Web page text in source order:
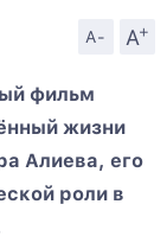
A- A
+
фильм
жизни
Алиева, его
роли в